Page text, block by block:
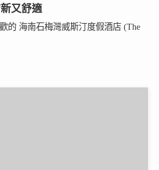
又舒適
的 海南石梅灣威斯汀度假酒店 (The